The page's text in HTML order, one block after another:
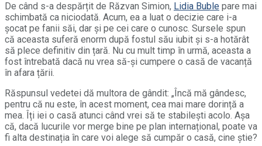
De când s-a despărțit de Răzvan Simion, Lidia Buble pare mai
schimbată ca niciodată. Acum, ea a luat o decizie care i-a
șocat pe fanii săi, dar și pe cei care o cunosc. Sursele spun
că aceasta suferă enorm după fostul său iubit și s-a hotărât
să plece definitiv din țară. Nu cu mult timp în urmă, aceasta a
fost întrebată dacă nu vrea să-și cumpere o casă de vacanță
în afara țării.
Răspunsul vedetei dă multora de gândit: „Încă mă gândesc,
pentru că nu este, în acest moment, cea mai mare dorință a
mea. Îți iei o casă atunci când vrei să te stabilești acolo. Așa
că, dacă lucurile vor merge bine pe plan internațional, poate va
fi alta destinația în care voi alege să cumpăr o casă, cine știe?